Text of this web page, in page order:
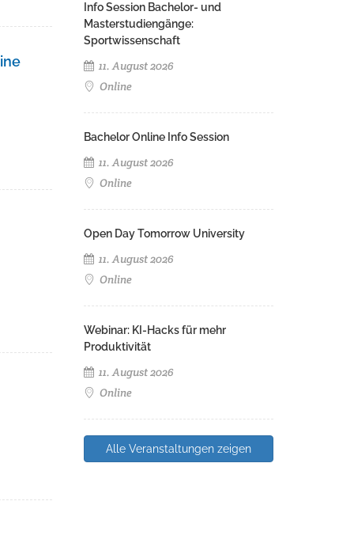
Info Session Bachelor- und
Masterstudiengänge:
Sportwissenschaft
11. August 2026
Online
Bachelor Online Info Session
11. August 2026
Online
Open Day Tomorrow University
11. August 2026
Online
Webinar: KI-Hacks für mehr
Produktivität
11. August 2026
Online
Alle Veranstaltungen zeigen